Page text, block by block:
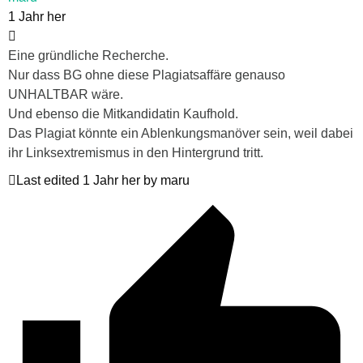
1 Jahr her
Eine gründliche Recherche.
Nur dass BG ohne diese Plagiatsaffäre genauso
UNHALTBAR wäre.
Und ebenso die Mitkandidatin Kaufhold.
Das Plagiat könnte ein Ablenkungsmanöver sein, weil dabei
ihr Linksextremismus in den Hintergrund tritt.
Last edited 1 Jahr her by maru